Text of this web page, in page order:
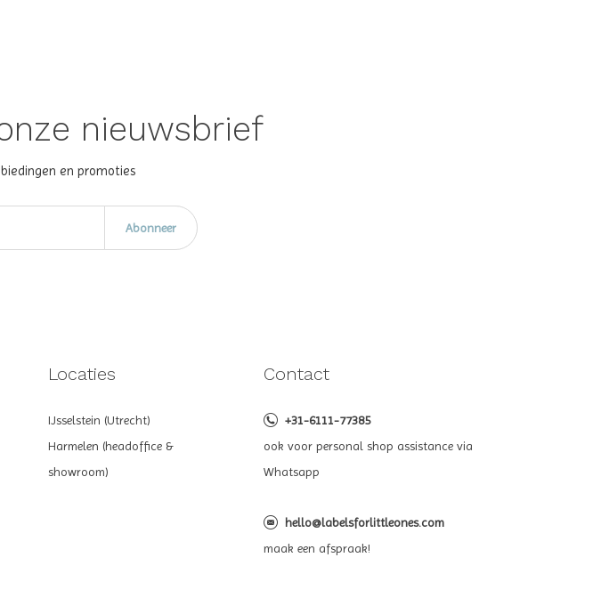
nieuwsbrief
en promoties
Abonneer
Locaties
IJsselstein (Utrecht)
Harmelen (headoffice &
showroom)
Contact
+31-6111-77385
ook voor personal shop assistance via
Whatsapp
hello@labelsforlittleones.com
maak een afspraak!